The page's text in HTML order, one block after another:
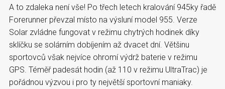
A to zdaleka není vše! Po třech letech kralování 945ky řadě
Forerunner převzal místo na výsluní model 955. Verze
Solar zvládne fungovat v režimu chytrých hodinek díky
sklíčku se solárním dobíjením až dvacet dní. Většinu
sportovců však nejvíce ohromí výdrž baterie v režimu
GPS. Téměř padesát hodin (až 110 v režimu UltraTrac) je
pořádnou výzvou i pro ty největší sportovní maniaky.